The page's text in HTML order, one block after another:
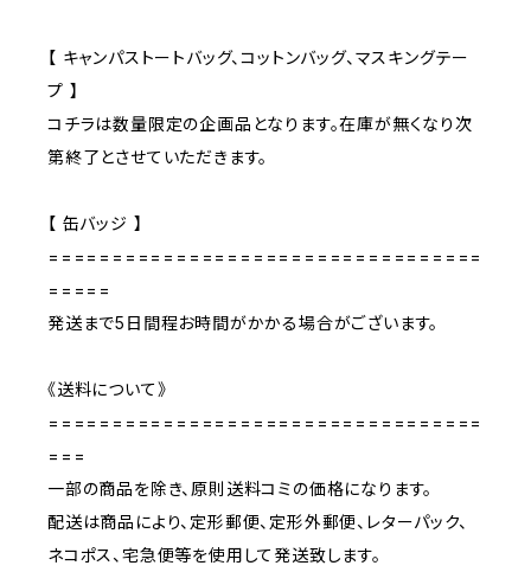
【 キャンパストートバッグ、コットンバッグ、マスキングテー
プ 】
コチラは数量限定の企画品となります。在庫が無くなり次
第終了とさせていただきます。
【 缶バッジ 】
==================================
=====
発送まで5日間程お時間がかかる場合がございます。
《送料について》
==================================
===
一部の商品を除き、原則送料コミの価格になります。
配送は商品により、定形郵便、定形外郵便、レターパック、
ネコポス、宅急便等を使用して発送致します。